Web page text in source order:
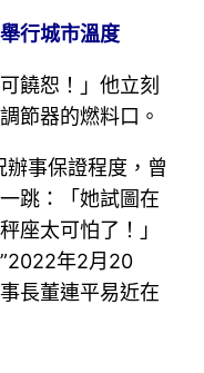
行城市溫度
饒恕！」他立刻
節器的燃料口。
事保證程度，曾
跳：「她試圖在
座太可怕了！」
年2月20
長董連平易近在